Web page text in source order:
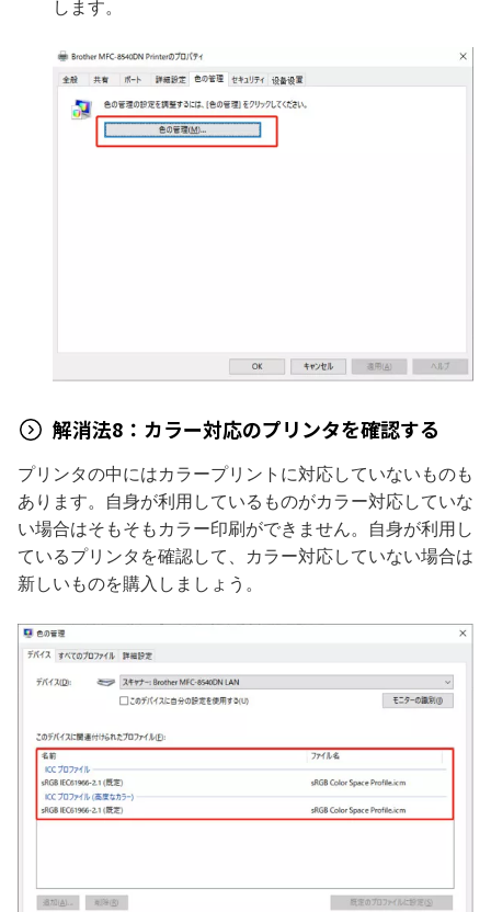
します。
解消法8：カラー対応のプリンタを確認する
プリンタの中にはカラープリントに対応していないものも
あります。自身が利用しているものがカラー対応していな
い場合はそもそもカラー印刷ができません。自身が利用し
ているプリンタを確認して、カラー対応していない場合は
新しいものを購入しましょう。